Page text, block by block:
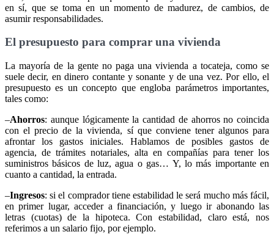
en sí, que se toma en un momento de madurez, de cambios, de
asumir responsabilidades.
El presupuesto para comprar una vivienda
La mayoría de la gente no paga una vivienda a tocateja, como se
suele decir, en dinero contante y sonante y de una vez. Por ello, el
presupuesto es un concepto que engloba parámetros importantes,
tales como:
–Ahorros: aunque lógicamente la cantidad de ahorros no coincida
con el precio de la vivienda, sí que conviene tener algunos para
afrontar los gastos iniciales. Hablamos de posibles gastos de
agencia, de trámites notariales, alta en compañías para tener los
suministros básicos de luz, agua o gas… Y, lo más importante en
cuanto a cantidad, la entrada.
–Ingresos: si el comprador tiene estabilidad le será mucho más fácil,
en primer lugar, acceder a financiación, y luego ir abonando las
letras (cuotas) de la hipoteca. Con estabilidad, claro está, nos
referimos a un salario fijo, por ejemplo.